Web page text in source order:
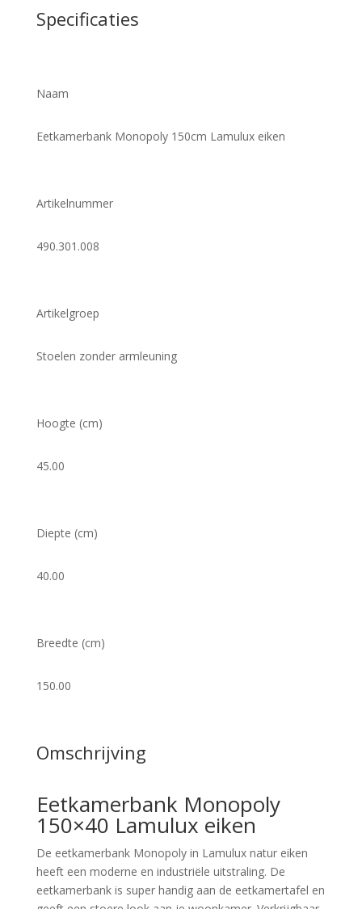
Specificaties
Naam
Eetkamerbank Monopoly 150cm Lamulux eiken
Artikelnummer
490.301.008
Artikelgroep
Stoelen zonder armleuning
Hoogte (cm)
45.00
Diepte (cm)
40.00
Breedte (cm)
150.00
Omschrijving
Eetkamerbank Monopoly
150×40 Lamulux eiken
De eetkamerbank Monopoly in Lamulux natur eiken
heeft een moderne en industriële uitstraling. De
eetkamerbank is super handig aan de eetkamertafel en